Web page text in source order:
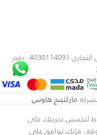
شركة المستقبل للاجهزة الحديثة رقم السجل التجاري 4030114091. رقم
ماركتينج هاوس
لتحسين تجربتك على
فإنك توافق على اشترِ اشتري